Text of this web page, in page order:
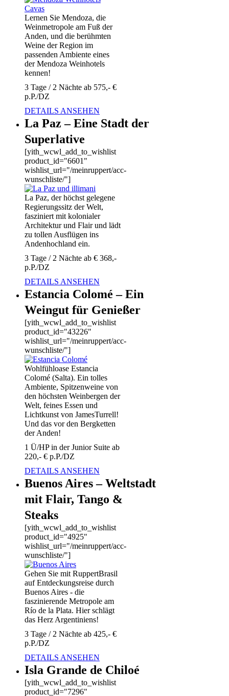
Lernen Sie Mendoza, die
Weinmetropole am Fuß der
Anden, und die berühmten
Weine der Region im
passenden Ambiente eines
der Mendoza Weinhotels
kennen!
3 Tage / 2 Nächte ab 575,- €
p.P./DZ
DETAILS ANSEHEN
La Paz – Eine Stadt der
Superlative
[yith_wcwl_add_to_wishlist
product_id="6601"
wishlist_url="/meinruppert/acc-
wunschliste/"]
La Paz, der höchst gelegene
Regierungssitz der Welt,
fasziniert mit kolonialer
Architektur und Flair und lädt
zu tollen Ausflügen ins
Andenhochland ein.
3 Tage / 2 Nächte ab € 368,-
p.P./DZ
DETAILS ANSEHEN
Estancia Colomé – Ein
Weingut für Genießer
[yith_wcwl_add_to_wishlist
product_id="43226"
wishlist_url="/meinruppert/acc-
wunschliste/"]
Wohlfühloase Estancia
Colomé (Salta). Ein tolles
Ambiente, Spitzenweine von
den höchsten Weinbergen der
Welt, feines Essen und
Lichtkunst von JamesTurrell!
Und das vor den Bergketten
der Anden!
1 Ü/HP in der Junior Suite ab
220,- € p.P./DZ
DETAILS ANSEHEN
Buenos Aires – Weltstadt
mit Flair, Tango &
Steaks
[yith_wcwl_add_to_wishlist
product_id="4925"
wishlist_url="/meinruppert/acc-
wunschliste/"]
Gehen Sie mit RuppertBrasil
auf Entdeckungsreise durch
Buenos Aires - die
faszinierende Metropole am
Río de la Plata. Hier schlägt
das Herz Argentiniens!
3 Tage / 2 Nächte ab 425,- €
p.P./DZ
DETAILS ANSEHEN
Isla Grande de Chiloé
[yith_wcwl_add_to_wishlist
product_id="7296"